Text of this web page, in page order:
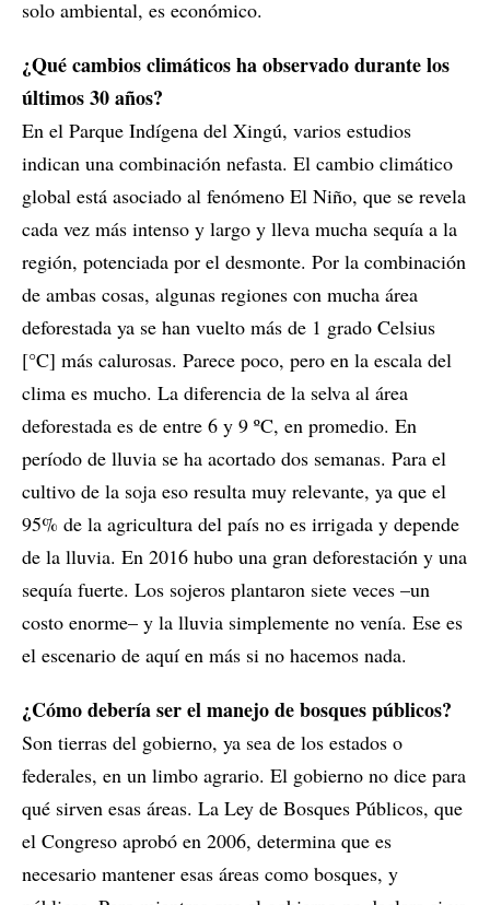
solo ambiental, es económico.
¿Qué cambios climáticos ha observado durante los
últimos 30 años?
En el Parque Indígena del Xingú, varios estudios
indican una combinación nefasta. El cambio climático
global está asociado al fenómeno El Niño, que se revela
cada vez más intenso y largo y lleva mucha sequía a la
región, potenciada por el desmonte. Por la combinación
de ambas cosas, algunas regiones con mucha área
deforestada ya se han vuelto más de 1 grado Celsius
[°C] más calurosas. Parece poco, pero en la escala del
clima es mucho. La diferencia de la selva al área
deforestada es de entre 6 y 9 ºC, en promedio. En
período de lluvia se ha acortado dos semanas. Para el
cultivo de la soja eso resulta muy relevante, ya que el
95% de la agricultura del país no es irrigada y depende
de la lluvia. En 2016 hubo una gran deforestación y una
sequía fuerte. Los sojeros plantaron siete veces –un
costo enorme– y la lluvia simplemente no venía. Ese es
el escenario de aquí en más si no hacemos nada.
¿Cómo debería ser el manejo de bosques públicos?
Son tierras del gobierno, ya sea de los estados o
federales, en un limbo agrario. El gobierno no dice para
qué sirven esas áreas. La Ley de Bosques Públicos, que
el Congreso aprobó en 2006, determina que es
necesario mantener esas áreas como bosques, y